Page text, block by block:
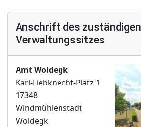
Anschrift des zuständigen
Verwaltungssitzes
Amt Woldegk
Karl-Liebknecht-Platz 1
17348
Windmühlenstadt
Woldegk